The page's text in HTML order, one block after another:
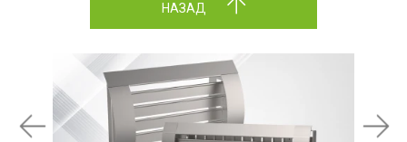
НАЗАД